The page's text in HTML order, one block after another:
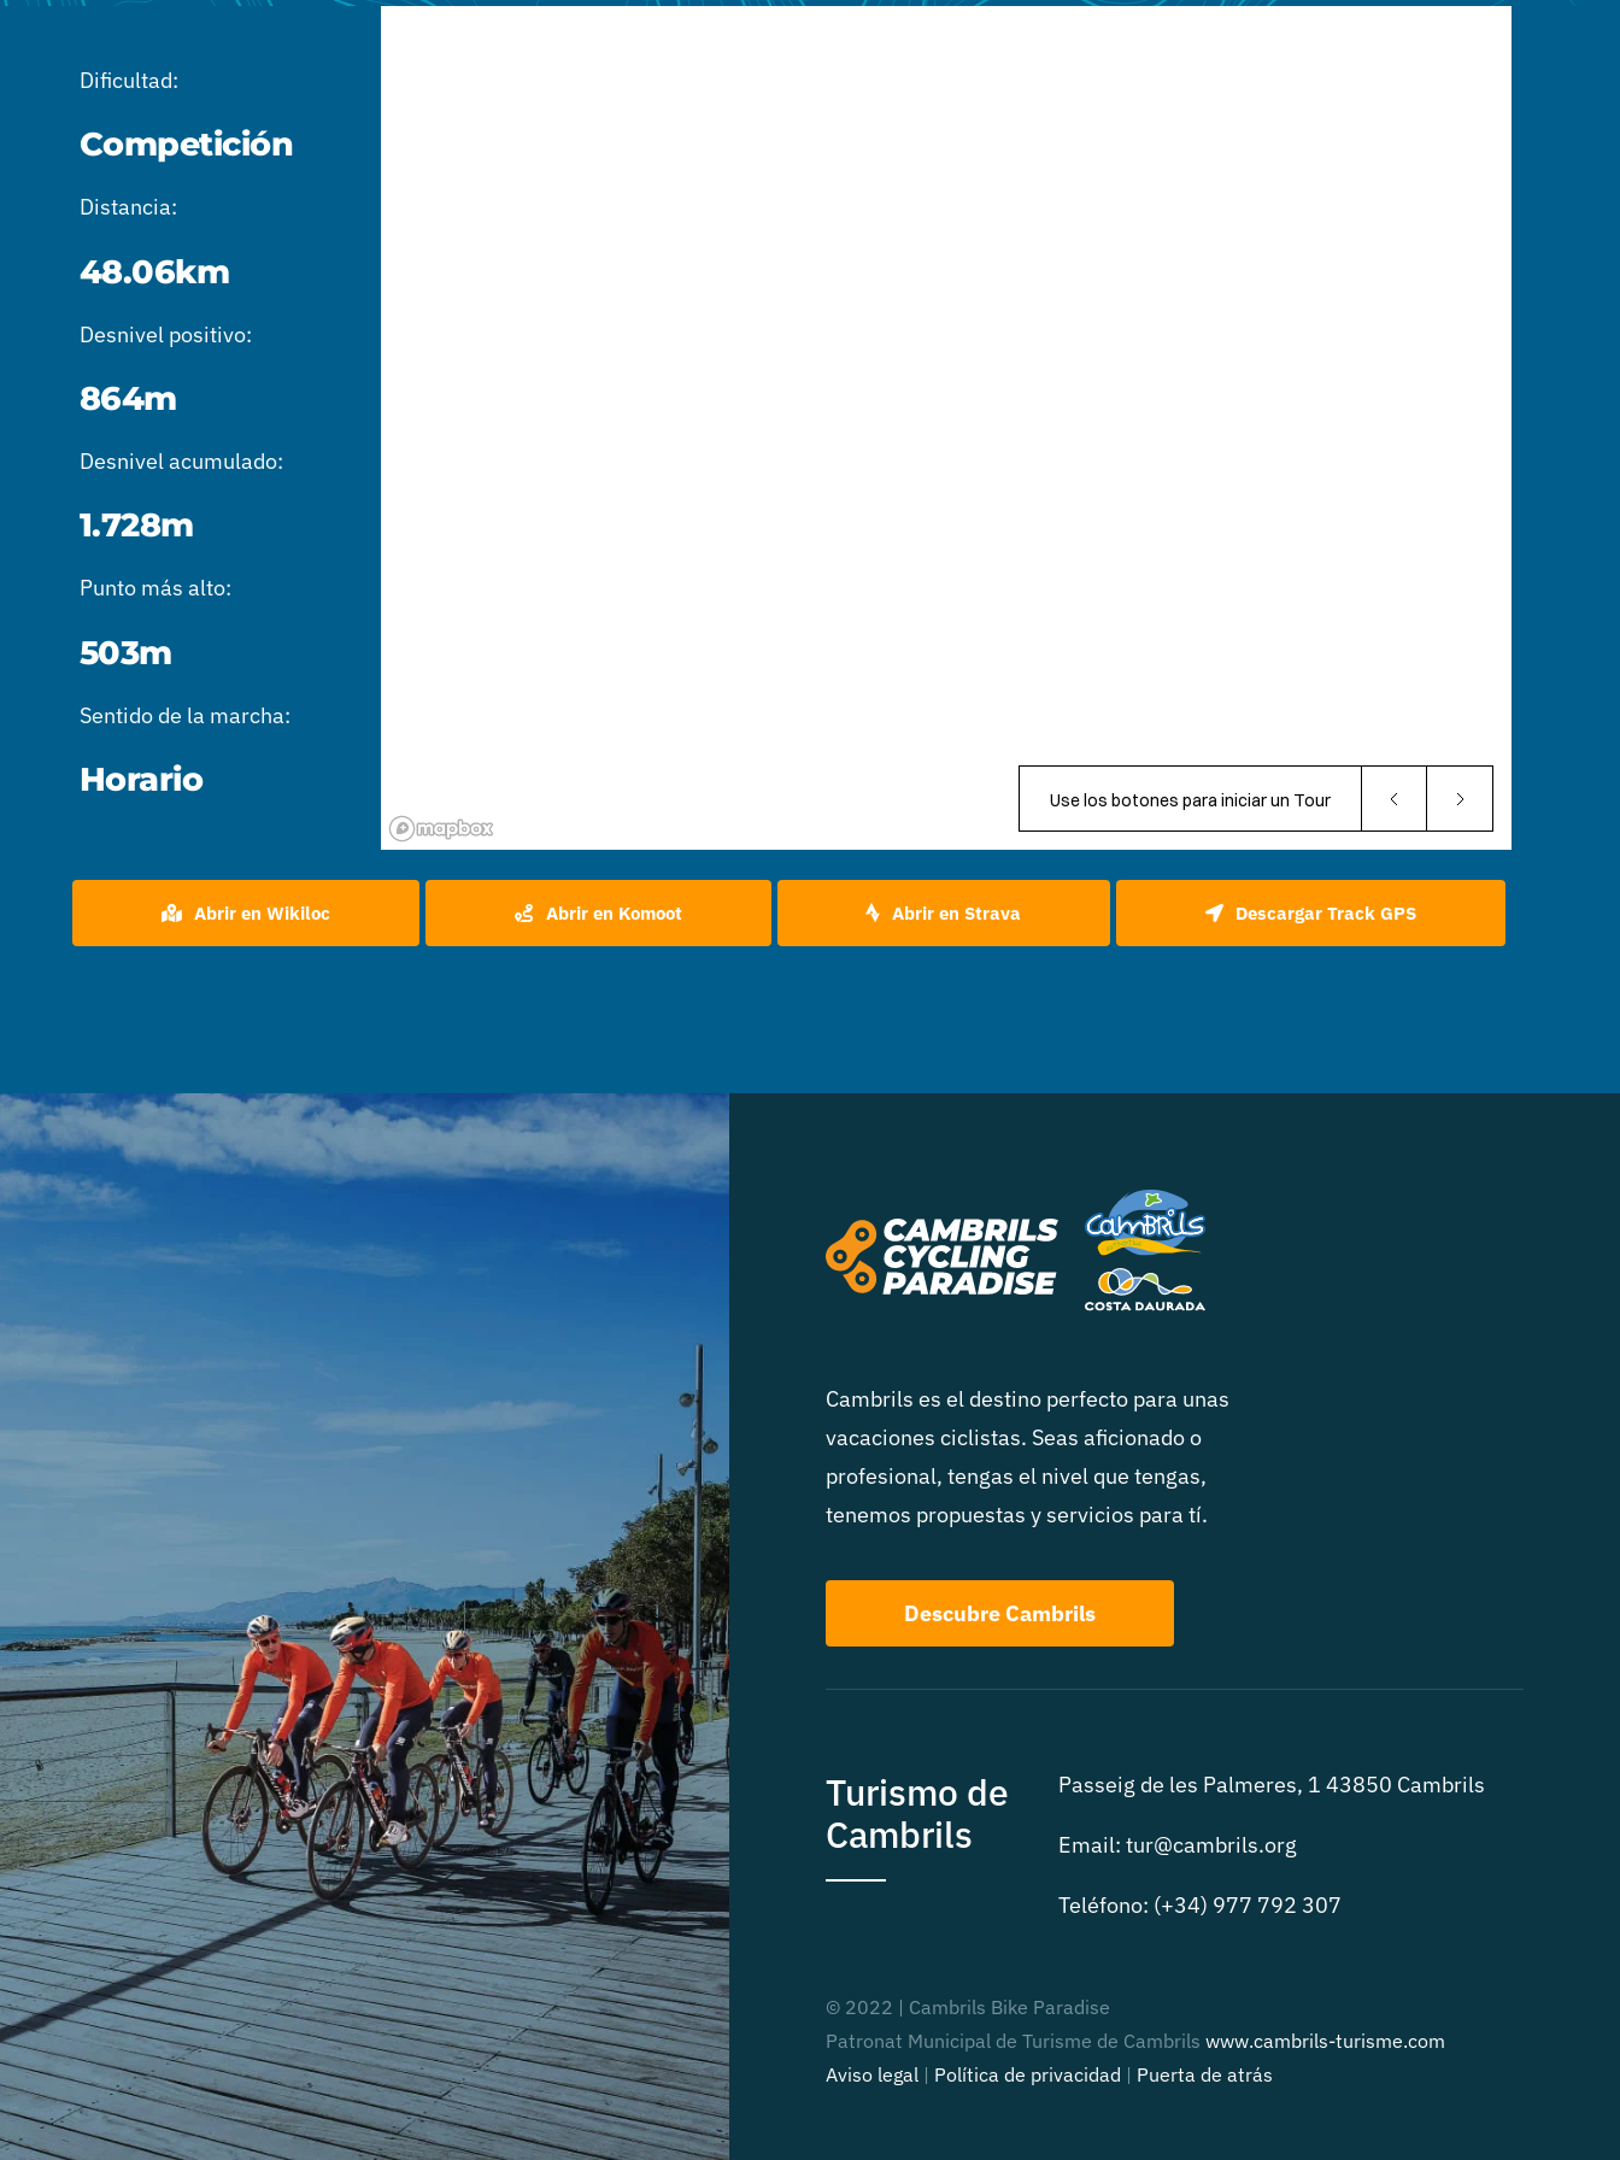
Dificultad:
Competición
Distancia:
48.06km
Desnivel positivo:
864m
Desnivel acumulado:
1.728m
Punto más alto:
503m
Sentido de la marcha:
Horario
Abrir en Wikiloc Abrir en Komoot Abrir en Strava Descargar Track GPS
Cambrils es el destino perfecto para unas
vacaciones ciclistas. Seas aficionado o
profesional, tengas el nivel que tengas,
tenemos propuestas y servicios para tí.
Descubre Cambrils
Turismo de
Cambrils
Passeig de les Palmeres, 1 43850 Cambrils
Email: tur@cambrils.org
Teléfono: (+34) 977 792 307
© 2022 | Cambrils Bike Paradise
Patronat Municipal de Turisme de Cambrils www.cambrils-turisme.com
Aviso legal| Política de privacidad | Puerta de atrás